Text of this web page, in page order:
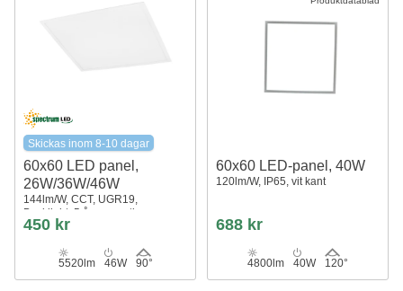
Skickas inom 8-10 dagar
60x60 LED panel,
26W/36W/46W
144lm/W, CCT, UGR19,
Backlight, 5 års garanti
450 kr
5520lm 46W 90°
60x60 LED-panel, 40W
120lm/W, IP65, vit kant
688 kr
4800lm 40W 120°